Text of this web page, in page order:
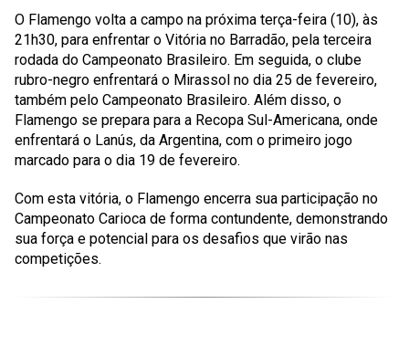
O Flamengo volta a campo na próxima terça-feira (10), às
21h30, para enfrentar o Vitória no Barradão, pela terceira
rodada do Campeonato Brasileiro. Em seguida, o clube
rubro-negro enfrentará o Mirassol no dia 25 de fevereiro,
também pelo Campeonato Brasileiro. Além disso, o
Flamengo se prepara para a Recopa Sul-Americana, onde
enfrentará o Lanús, da Argentina, com o primeiro jogo
marcado para o dia 19 de fevereiro.
Com esta vitória, o Flamengo encerra sua participação no
Campeonato Carioca de forma contundente, demonstrando
sua força e potencial para os desafios que virão nas
competições.